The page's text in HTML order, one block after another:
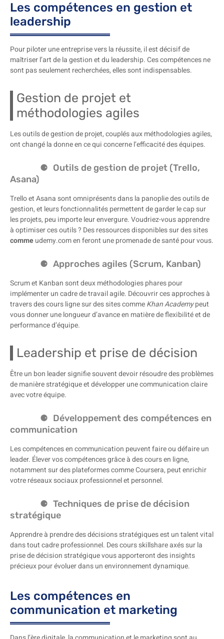
Les compétences en gestion et
leadership
Pour piloter une entreprise vers la réussite, il est décisif de
maîtriser l’art de la gestion et du leadership. Ces compétences ne
sont pas seulement recherchées, elles sont indispensables.
Gestion de projet et
méthodologies agiles
Les outils de gestion de projet, couplés aux méthodologies agiles,
ont changé la donne en ce qui concerne l’efficacité des équipes.
Outils de gestion de projet (Trello,
Asana)
Trello et Asana sont omniprésents dans la panoplie des outils de
gestion, et leurs fonctionnalités permettent de garder le cap sur
les projets, peu importe leur envergure. Voudriez-vous apprendre
à optimiser ces outils ? Des ressources disponibles sur des sites
commeudemy.com en feront une promenade de santé pour vous.
Approches agiles (Scrum, Kanban)
Scrum et Kanban sont deux méthodologies phares pour
implémenter un cadre de travail agile. Découvrir ces approches à
travers des cours ligne sur des sites commeKhan Academypeut
vous donner une longueur d’avance en matière de flexibilité et de
performance d’équipe.
Leadership et prise de décision
Être un bon leader signifie souvent devoir résoudre des problèmes
de manière stratégique et développer une communication claire
avec votre équipe.
Développement des compétences en
communication
Les compétences en communication peuvent faire ou défaire un
leader. Élever vos compétences grâce à des cours en ligne,
notamment sur des plateformes comme Coursera, peut enrichir
votre réseaux sociaux professionnel et personnel.
Techniques de prise de décision
stratégique
Apprendre à prendre des décisions stratégiques est un talent vital
dans tout cadre professionnel. Des cours skillshare axés sur la
prise de décision stratégique vous apporteront des insights
précieux pour évoluer dans un environnement dynamique.
Les compétences en
communication et marketing